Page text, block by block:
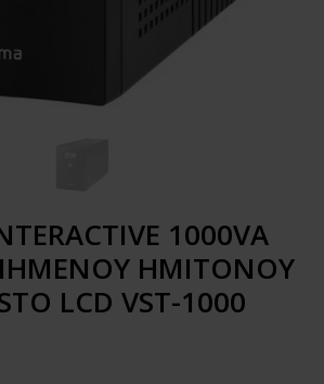
1000VA
ΗΜΙΤΟΝΟΥ
LCD VST-1000